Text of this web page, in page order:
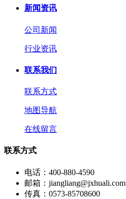
新闻资讯
公司新闻
行业资讯
联系我们
联系方式
地图导航
在线留言
联系方式
电话：400-880-4590
邮箱：jiangliang@jxhuali.com
传真：0573-85708600